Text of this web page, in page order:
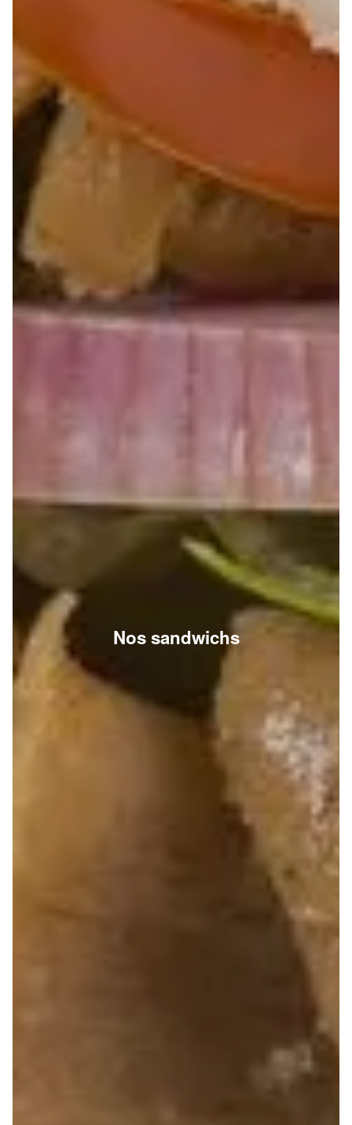
Nos sandwichs